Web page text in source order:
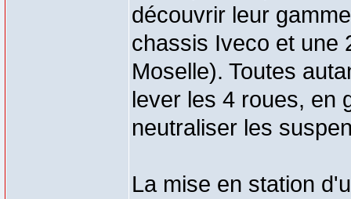
découvrir leur
chassis Iveco et une
Moselle). Toutes
lever les 4 roues, en
neutraliser les
La mise en station